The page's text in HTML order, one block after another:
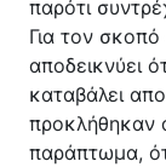
παρότι
Για τον
αποδεικνύει
καταβάλει
προκλήθηκαν
παράπτωμα,